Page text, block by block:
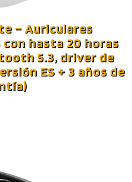
– Auriculares
hasta 20 horas
5.3, driver de
ES + 3 años de